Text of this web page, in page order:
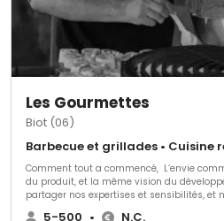
Les Gourmettes
Biot (06)
Comment tout a commencé, ​ L’envie
du produit, et la même vision du
partager nos expertises et sensibilités, et
projet « Les Gourmettes » Depuis cela
5-500 • N.C.